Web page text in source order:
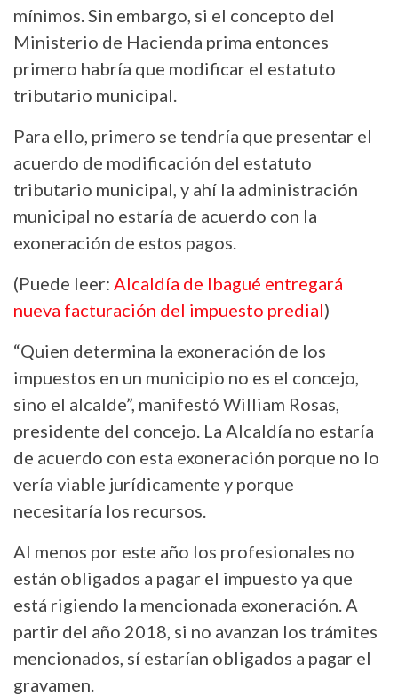
mínimos. Sin embargo, si el concepto del
Ministerio de Hacienda prima entonces
primero habría que modificar el estatuto
tributario municipal.
Para ello, primero se tendría que presentar el
acuerdo de modificación del estatuto
tributario municipal, y ahí la administración
municipal no estaría de acuerdo con la
exoneración de estos pagos.
(Puede leer: Alcaldía de Ibagué entregará
nueva facturación del impuesto predial)
“Quien determina la exoneración de los
impuestos en un municipio no es el concejo,
sino el alcalde”, manifestó William Rosas,
presidente del concejo. La Alcaldía no estaría
de acuerdo con esta exoneración porque no lo
vería viable jurídicamente y porque
necesitaría los recursos.
Al menos por este año los profesionales no
están obligados a pagar el impuesto ya que
está rigiendo la mencionada exoneración. A
partir del año 2018, si no avanzan los trámites
mencionados, sí estarían obligados a pagar el
gravamen.